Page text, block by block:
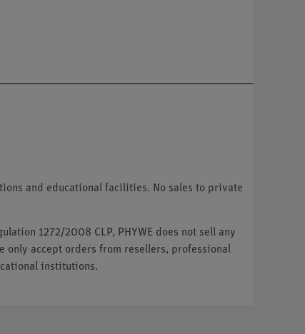
and educational facilities. No sales to private
1272/2008 CLP, PHYWE does not sell any
only accept orders from resellers, professional
institutions.